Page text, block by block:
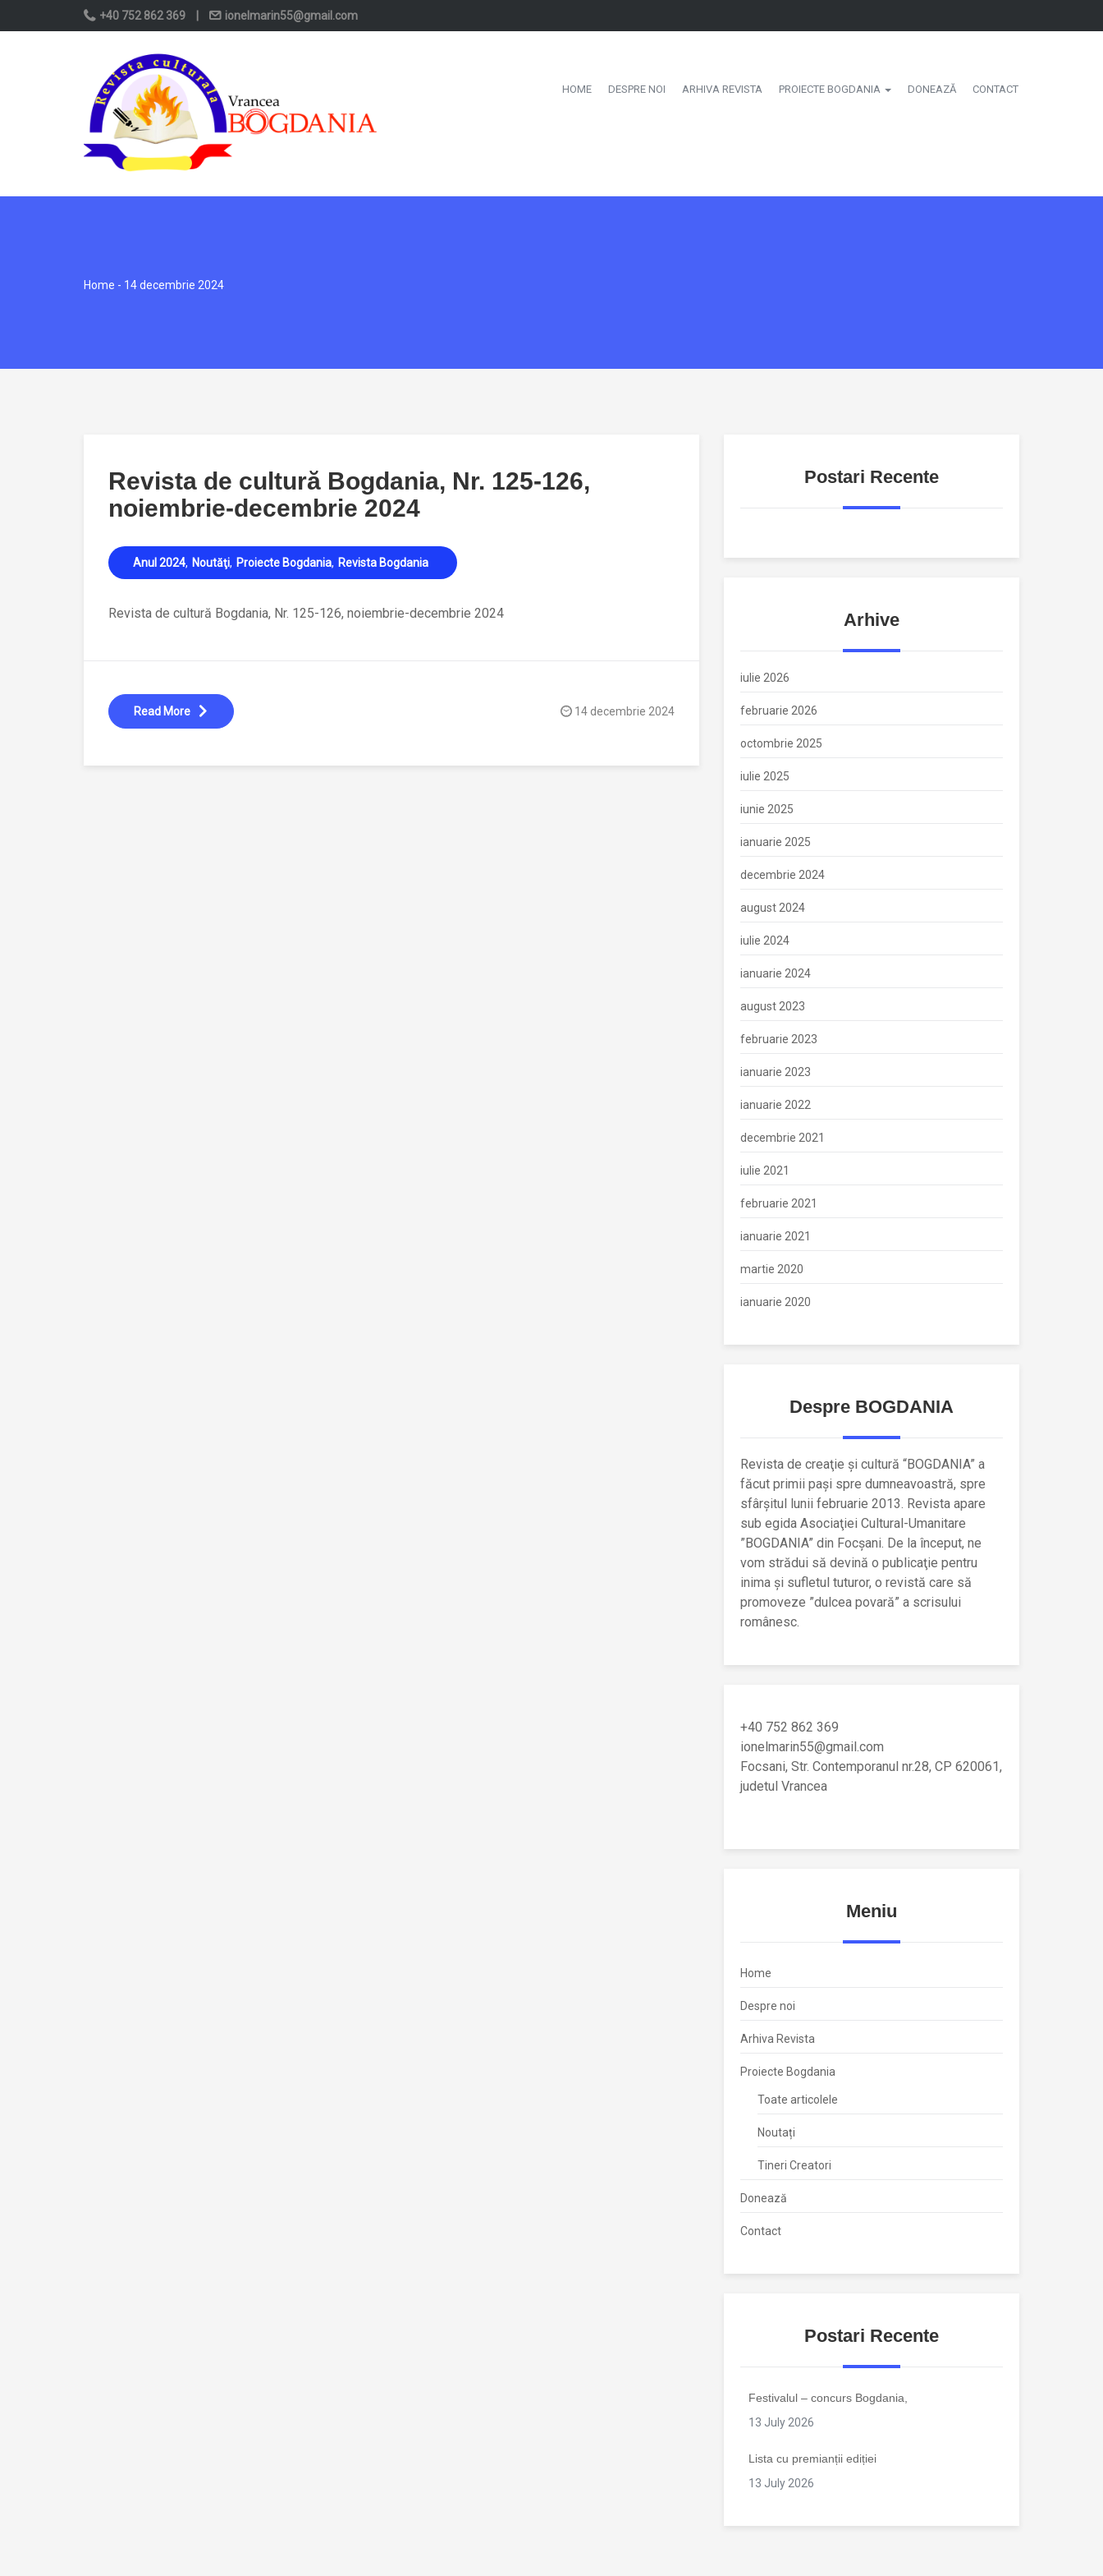
+40 752 862 369 ionelmarin55@gmail.com
HOME DESPRE NOI ARHIVA REVISTA PROIECTE BOGDANIA DONEAZĂ CONTACT
Home - 14 decembrie 2024
Revista de cultură Bogdania, Nr. 125-126,
noiembrie-decembrie 2024
Anul 2024 Noutăţi Proiecte Bogdania Revista Bogdania
Revista de cultură Bogdania, Nr. 125-126, noiembrie-decembrie 2024
Read More 14 decembrie 2024
Postari Recente
Arhive
iulie 2026
februarie 2026
octombrie 2025
iulie 2025
iunie 2025
ianuarie 2025
decembrie 2024
august 2024
iulie 2024
ianuarie 2024
august 2023
februarie 2023
ianuarie 2023
ianuarie 2022
decembrie 2021
iulie 2021
februarie 2021
ianuarie 2021
martie 2020
ianuarie 2020
Despre BOGDANIA
Revista de creaţie şi cultură “BOGDANIA” a
făcut primii paşi spre dumneavoastră, spre
sfârşitul lunii februarie 2013. Revista apare
sub egida Asociaţiei Cultural-Umanitare
”BOGDANIA” din Focşani. De la început, ne
vom strădui să devină o publicaţie pentru
inima şi sufletul tuturor, o revistă care să
promoveze ”dulcea povară” a scrisului
românesc.
+40 752 862 369
ionelmarin55@gmail.com
Focsani, Str. Contemporanul nr.28, CP 620061,
judetul Vrancea
Meniu
Home
Despre noi
Arhiva Revista
Proiecte Bogdania
Toate articolele
Noutați
Tineri Creatori
Donează
Contact
Postari Recente
Festivalul – concurs Bogdania,
13 July 2026
Lista cu premianții ediției
13 July 2026